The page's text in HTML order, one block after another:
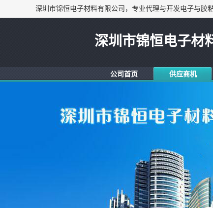
深圳市锦恒电子材
公司首页 供应商机